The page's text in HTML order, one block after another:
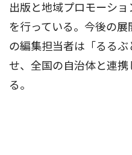
出版と地域プロモーシ
を行っている。今後の
の編集担当者は「るる
せ、全国の自治体と連
る。